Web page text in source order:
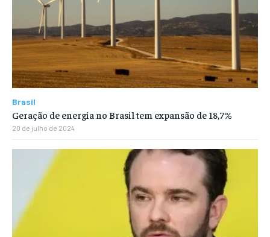
Brasil
Geração de energia no Brasil tem expansão de 18,7%
20 de julho de 2024